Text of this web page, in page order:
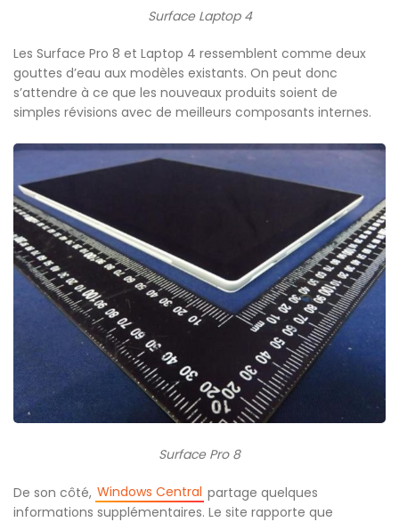
Surface Laptop 4
Les Surface Pro 8 et Laptop 4 ressemblent comme deux
gouttes d’eau aux modèles existants. On peut donc
s’attendre à ce que les nouveaux produits soient de
simples révisions avec de meilleurs composants internes.
Surface Pro 8
De son côté, Windows Central partage quelques
informations supplémentaires. Le site rapporte que